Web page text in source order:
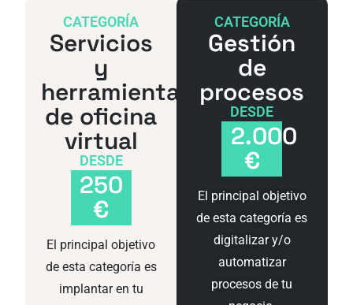
CATEGORÍA
Gestión
de
procesos
DESDE
2.000
€
El principal objetivo
de esta categoría es
digitalizar y/o
automatizar
procesos de tu
CATEGORÍA
Servicios
y
herramientas
de oficina
virtual
DESDE
250
€
El principal objetivo
de esta categoría es
implantar en tu